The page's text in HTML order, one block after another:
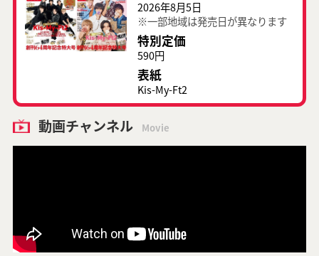
2026年8月5日
※一部地域は発売日が異なります
特別定価
590円
表紙
Kis-My-Ft2
動画チャンネル Movie